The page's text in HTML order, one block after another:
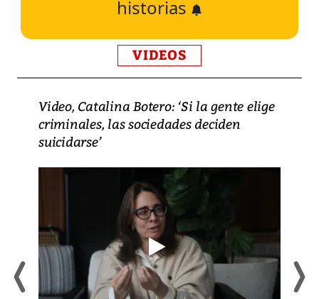
historias
VIDEOS
Video, Catalina Botero: ‘Si la gente elige
criminales, las sociedades deciden
suicidarse’